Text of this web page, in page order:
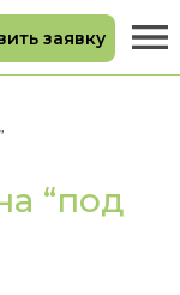
заявку
“под